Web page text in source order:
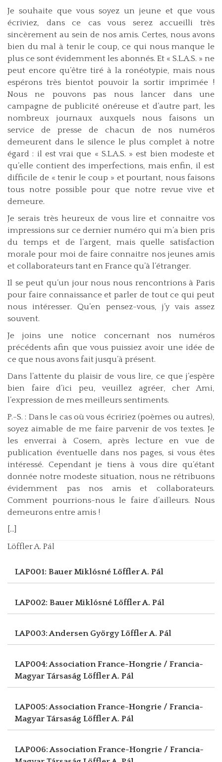
Je souhaite que vous soyez un jeune et que vous
écriviez, dans ce cas vous serez accueilli très
sincèrement au sein de nos amis. Certes, nous avons
bien du mal à tenir le coup, ce qui nous manque le
plus ce sont évidemment les abonnés. Et « S.L.A.S. » ne
peut encore qu’être tiré à la ronéotypie, mais nous
espérons très bientot pouvoir la sortir imprimée !
Nous ne pouvons pas nous lancer dans une
campagne de publicité onéreuse et d’autre part, les
nombreux journaux auxquels nous faisons un
service de presse de chacun de nos numéros
demeurent dans le silence le plus complet à notre
égard : il est vrai que « S.L.A.S. » est bien modeste et
qu’elle contient des imperfections, mais enfin, il est
difficile de « tenir le coup » et pourtant, nous faisons
tous notre possible pour que notre revue vive et
demeure.
Je serais très heureux de vous lire et connaitre vos
impressions sur ce dernier numéro qui m’a bien pris
du temps et de l’argent, mais quelle satisfaction
morale pour moi de faire connaitre nos jeunes amis
et collaborateurs tant en France qu’à l’étranger.
Il se peut qu’un jour nous nous rencontrions à Paris
pour faire connaissance et parler de tout ce qui peut
nous intéresser. Qu’en pensez-vous, j’y vais assez
souvent.
Je joins une notice concernant nos numéros
précédents afin que vous puissiez avoir une idée de
ce que nous avons fait jusqu’à présent.
Dans l’attente du plaisir de vous lire, ce que j’espère
bien faire d’ici peu, veuillez agréer, cher Ami,
l’expression de mes meilleurs sentiments.
P.-S. : Dans le cas où vous écririez (poèmes ou autres),
soyez aimable de me faire parvenir de vos textes. Je
les enverrai à Cosem, après lecture en vue de
publication éventuelle dans nos pages, si vous êtes
intéressé. Cependant je tiens à vous dire qu’étant
donnée notre modeste situation, nous ne rétribuons
évidemment pas nos amis et collaborateurs.
Comment pourrions-nous le faire d’ailleurs. Nous
demeurons entre amis !
[...]
Löffler A. Pál
LAP001: Bauer Miklósné Löffler A. Pál
LAP002: Bauer Miklósné Löffler A. Pál
LAP003: Andersen GyörgyLöffler A. Pál
LAP004: Association France-Hongrie / Francia-
Magyar Társaság Löffler A. Pál
LAP005: Association France-Hongrie / Francia-
Magyar Társaság Löffler A. Pál
LAP006: Association France-Hongrie / Francia-